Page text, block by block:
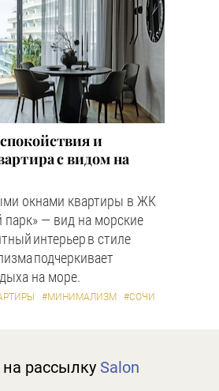
и
с видом на
окнами квартиры в ЖК
парк» — вид на морские
интерьер в стиле
подчеркивает
на море.
#МИНИМАЛИЗМ #СОЧИ
рассылку Salon